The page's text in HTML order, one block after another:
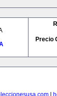
Precio
|